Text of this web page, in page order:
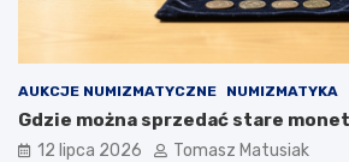
AUKCJE NUMIZMATYCZNE NUMIZMATYKA
Gdzie można sprzedać stare
12 lipca 2026 Tomasz Matusiak